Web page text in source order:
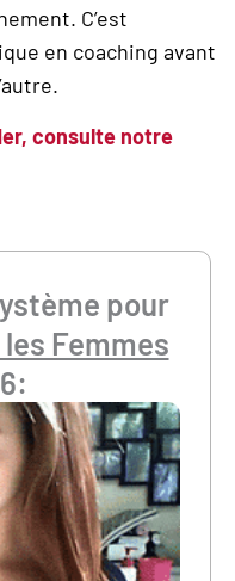
C’est
en coaching avant
consulte notre
pour
Femmes